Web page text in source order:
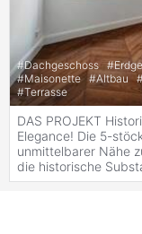
#Dachgeschoss #
#Maisonette #Altbau
#Terrasse
DAS PROJEKT
Elegance! Die 5-
unmittelbarer Nähe
die historische